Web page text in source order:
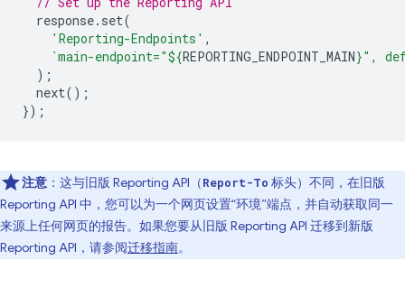
response. set(
'Reporting-Endpoints' ,
`main-endpoint="${REPORTING_ENDPOINT_MAIN}",
);
next();
});
注意 ：这与旧版 Reporting API（Report-To 标头）不同，在旧版
Reporting API 中，您可以为一个网页设置“环境”端点，并自动获取同一
来源上任何网页的报告。如果您要从旧版 Reporting API 迁移到新版
Reporting API，请参阅迁移指南。